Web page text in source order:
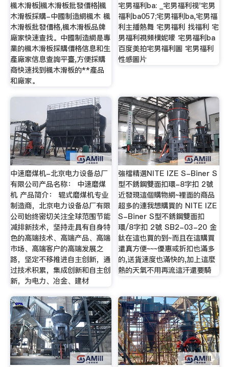
楓木滑板|楓木滑板批發價格|楓
木滑板採購-中國制造網楓木 楓
木滑板批發價格,楓木滑板品牌
廠家快速查找。中國制造網是專
業的楓木滑板採購價格信息和生
產廠家信息查詢平臺,方便採購
商快速找到楓木滑板的**產品
和廠家。
宅男福利ba: _宅男福利视'宅男
福利ba057;宅男福利ba,宅男福
利主播熱舞 宅男福利 找福利 宅
男福利視頻樸妮嘜 宅男福利ba
百度美拍宅男福利圖 宅男福利
性感圖片
中速磨煤机-北京电力设备总厂
有限公司产品名称： 中速磨煤
机 产品简介： 辊式磨煤机专业
制造商，北京电力设备总厂有限
公司始终密切关注全球范围节能
减排新技术，坚持走具有自身特
色的高端技术、高端产品、高端
市场、高端客户的高端发展之
路，坚定不移推进自主创新，通
过技术积累，集成创新和自主创
新，为电力、冶金、建材
強檔精選NITE IZE S-Biner S
型不銹鋼雙面扣環-8字扣 2號
近發現這個購物網~裡面的商品
超多的連我想購買的 NITE IZE
S-Biner S型不銹鋼雙面扣
環/8字扣 2號 SB2-03-20 金
鈦在這也買的到~而且在這購買
還真方便~~~優惠或折扣也滿多
的,送貨速度也滿快的,加上這麼
熱的天氣不用再流這汗還要騎